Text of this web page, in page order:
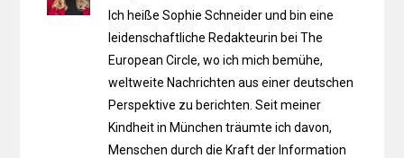
Ich heiße Sophie Schneider und bin eine
leidenschaftliche Redakteurin bei The
European Circle, wo ich mich bemühe,
weltweite Nachrichten aus einer deutschen
Perspektive zu berichten. Seit meiner
Kindheit in München träumte ich davon,
Menschen durch die Kraft der Information